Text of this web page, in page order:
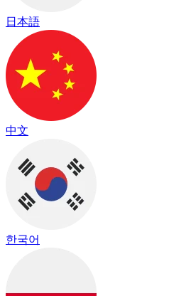
日本語
中文
한국어